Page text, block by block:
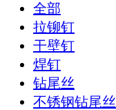
全部
拉铆钉
干壁钉
焊钉
钻尾丝
不锈钢钻尾丝